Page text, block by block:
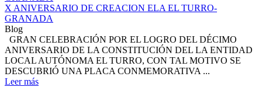
X ANIVERSARIO DE CREACION ELA EL TURRO-
GRANADA
Blog
GRAN CELEBRACIÓN POR EL LOGRO DEL DÉCIMO
ANIVERSARIO DE LA CONSTITUCIÓN DEL LA ENTIDAD
LOCAL AUTÓNOMA EL TURRO, CON TAL MOTIVO SE
DESCUBRIÓ UNA PLACA CONMEMORATIVA ...
Leer más